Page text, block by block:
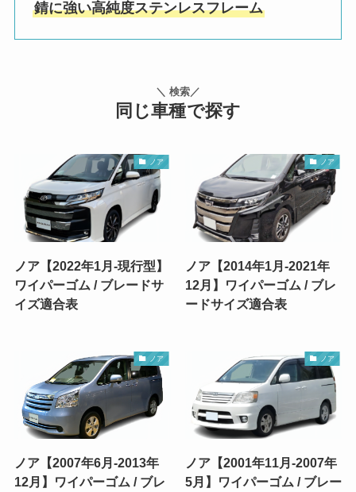
錆に強い高純度ステンレスフレーム
＼ 検索／
同じ車種で探す
ノア
ノア【2022年1月-現行型】
ワイパーゴム / ブレードサ
イズ適合表
ノア
ノア【2014年1月-2021年
12月】ワイパーゴム / ブレ
ードサイズ適合表
ノア
ノア【2007年6月-2013年
12月】ワイパーゴム / ブレ
ノア
ノア【2001年11月-2007年
5月】ワイパーゴム / ブレー